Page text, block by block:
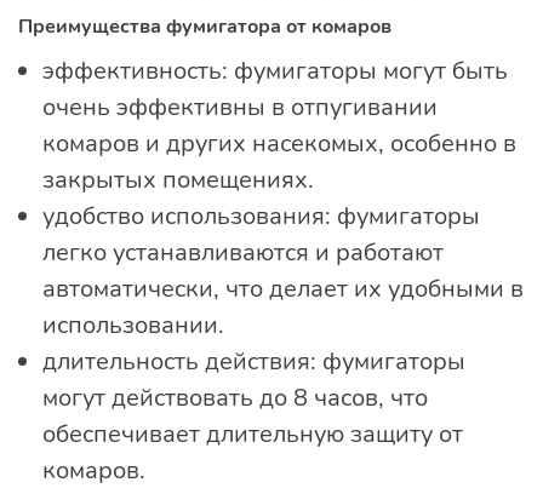
Преимущества фумигатора от комаров
эффективность: фумигаторы могут быть
очень эффективны в отпугивании
комаров и других насекомых, особенно в
закрытых помещениях.
удобство использования: фумигаторы
легко устанавливаются и работают
автоматически, что делает их удобными в
использовании.
длительность действия: фумигаторы
могут действовать до 8 часов, что
обеспечивает длительную защиту от
комаров.